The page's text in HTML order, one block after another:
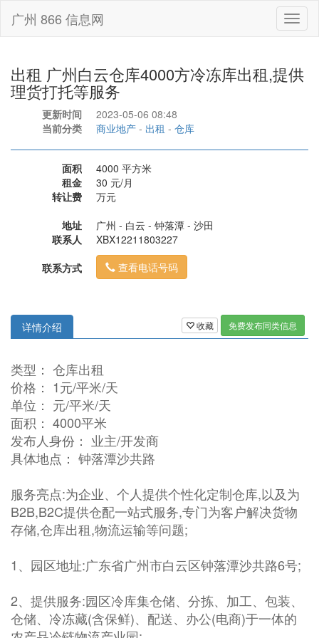
广州 866 信息网
出租 广州白云仓库4000方冷冻库出租,提供
理货打托等服务
更新时间
2023-05-06 08:48
当前分类
商业地产 - 出租 - 仓库
面积
4000 平方米
租金
30 元/月
转让费
万元
地址
广州 - 白云 - 钟落潭 - 沙田
联系人
XBX12211803227
联系方式
查看电话号码
收藏 免费发布同类信息
详情介绍
类型： 仓库出租
价格： 1元/平米/天
单位： 元/平米/天
面积： 4000平米
发布人身份： 业主/开发商
具体地点： 钟落潭沙共路
服务亮点:为企业、个人提供个性化定制仓库,以及为
B2B,B2C提供仓配一站式服务,专门为客户解决货物
存储,仓库出租,物流运输等问题;
1、园区地址:广东省广州市白云区钟落潭沙共路6号;
2、提供服务:园区冷库集仓储、分拣、加工、包装、
仓储、冷冻藏(含保鲜)、配送、办公(电商)于一体的